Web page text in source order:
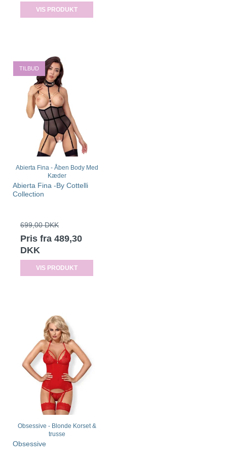
VIS PRODUKT
TILBUD
Abierta Fina - Åben Body Med
Kæder
Abierta Fina -By Cottelli
Collection
699,00 DKK
Pris fra 489,30
DKK
VIS PRODUKT
Obsessive - Blonde Korset &
trusse
Obsessive